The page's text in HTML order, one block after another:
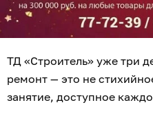
ТД «Строитель» уже три
ремонт — это не
занятие, доступное